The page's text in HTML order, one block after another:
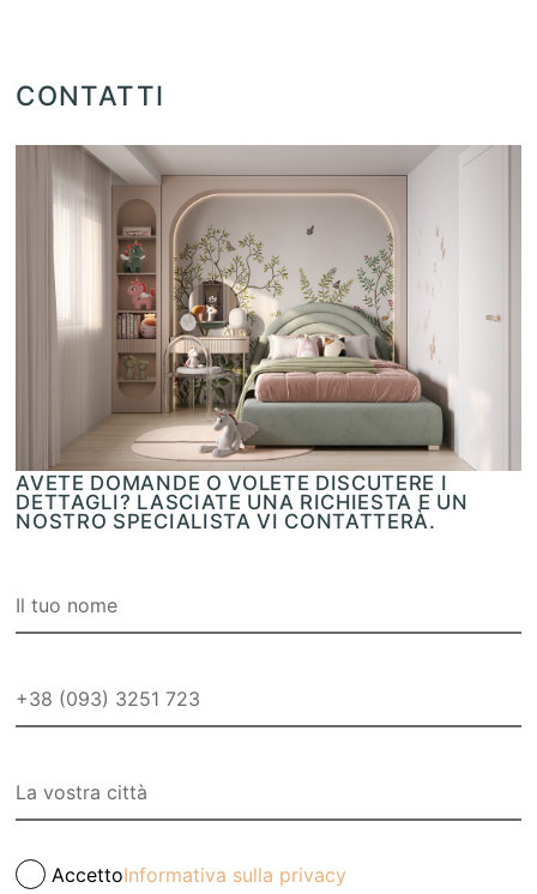
CONTATTI
AVETE DOMANDE O VOLETE DISCUTERE I
DETTAGLI? LASCIATE UNA RICHIESTA E UN
NOSTRO SPECIALISTA VI CONTATTERÀ.
AccettoInformativa sulla privacy